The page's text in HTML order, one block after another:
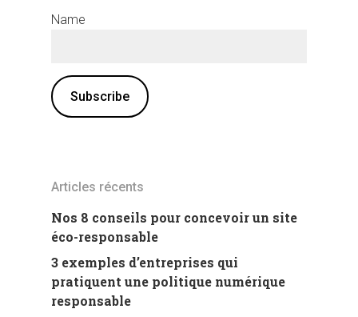
Name
Articles récents
Nos 8 conseils pour concevoir un site
éco-responsable
3 exemples d’entreprises qui
pratiquent une politique numérique
responsable